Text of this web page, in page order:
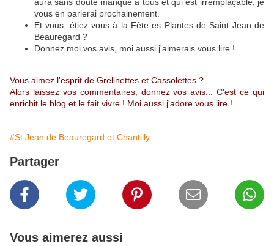
vous en parlerai prochainement.
Et vous, étiez vous à la Fête es Plantes de Saint Jean de
Beauregard ?
Donnez moi vos avis, moi aussi j'aimerais vous lire !
Vous aimez l'esprit de Grelinettes et Cassolettes ?
Alors laissez vos commentaires, donnez vos avis... C'est ce qui
enrichit le blog et le fait vivre ! Moi aussi j'adore vous lire !
#St Jean de Beauregard et Chantilly
Partager
Vous aimerez aussi